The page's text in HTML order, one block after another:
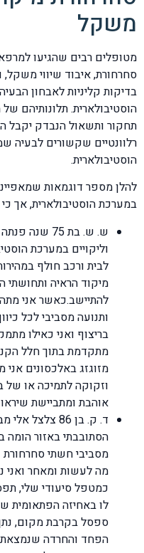
משקל
מטופלים רבים שהגיעו
סחרחורת, איבוד שיווי
בדיקות קליניות לאבחון
הוסטיבולארית. תלונותיהם
תחקור ותשאול הנבדק יקבל
רלוונטיים שקשורים לבעיה
הוסטיבולארית.
להלן מספר דוגמאות
במערכת הוסטיבולארית, אך
ש. ש. בת 75
וליקויים במערכת
לבית ורכב חולף
מיקוד הראיה ותחושתי
להתיישב.כאשר אני
ותנועה מסביבי לכל
בריצוף ואני כאילו
מתקדמת בתוך חלל
מזוגזג באלכסונים
וזקוקה לתמיכה או של
אוהבת ומתביישת
ד. ק. בן 86
הסתובבתי באזור הומה
מסביבי חשתי
מה לעשות ומאחר
כמטפל סיעודי שלי,
לו באחיזה הפתאומית
ספסל בקרבת מקום,
הפחד והחרדה